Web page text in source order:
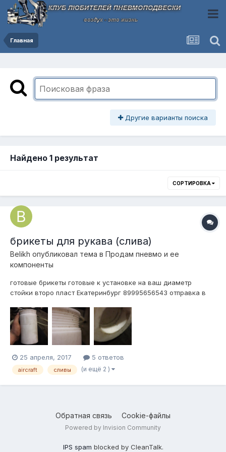
Главная
Другие варианты поиска
Найдено 1 результат
СОРТИРОВКА
брикеты для рукава (слива)
Belikh опубликовал тема в Продам пневмо и ее
компоненты
готовые брикеты готовые к установке на ваш диаметр
стойки второ пласт Екатеринбург 89995656543 отправка в
не входят) 2000р
25 апреля, 2017 5 ответов
aircraft сливы (и ещё 2 )
Обратная связь Cookie-файлы
Powered by Invision Community
IPS spam blocked by CleanTalk.